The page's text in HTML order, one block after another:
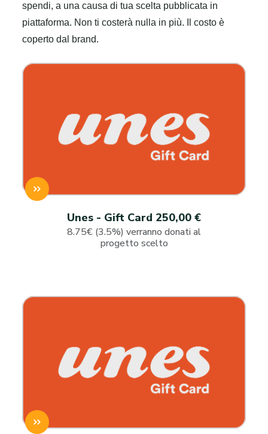
spendi, a una causa di tua scelta pubblicata in
piattaforma. Non ti costerà nulla in più. Il costo è
coperto dal brand.
Unes - Gift Card 250,00 €
8.75€ (3.5%) verranno donati al
progetto scelto